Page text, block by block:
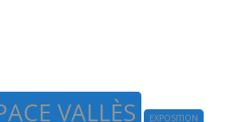
VALLÈS EXPOSITION